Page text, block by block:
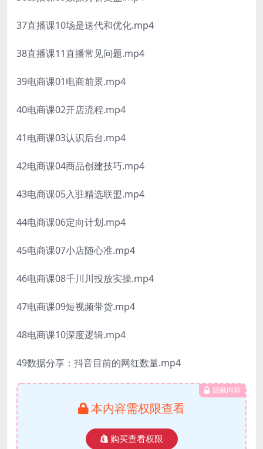
37直播课10场是送代和优化.mp4
38直播课11直播常见问题.mp4
39电商课01电商前景.mp4
40电商课02开店流程.mp4
41电商课03认识后台.mp4
42电商课04商品创建技巧.mp4
43电商课05入驻精选联盟.mp4
44电商课06定向计划.mp4
45电商课07小店随心准.mp4
46电商课08千川川投放实操.mp4
47电商课09短视频带货.mp4
48电商课10深度逻辑.mp4
49数据分享：抖音目前的网红数量.mp4
隐藏内容
本内容需权限查看
购买查看权限